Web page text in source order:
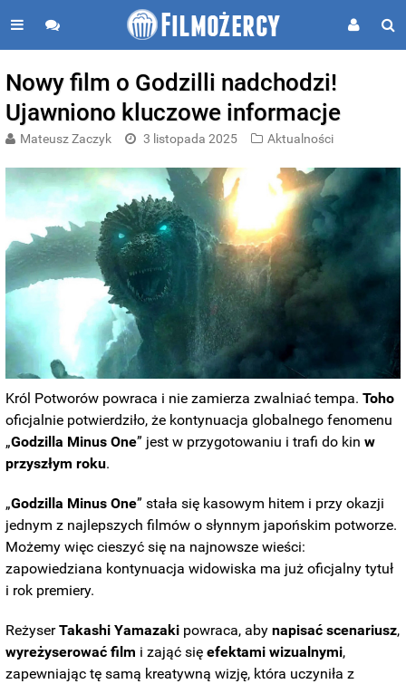
Nowy film o Godzilli nadchodzi!
Ujawniono kluczowe informacje
Mateusz Zaczyk 3 listopada 2025 Aktualności
Król Potworów powraca i nie zamierza zwalniać tempa.Toho
oficjalnie potwierdziło, że kontynuacja globalnego fenomenu
„Godzilla Minus One” jest w przygotowaniu i trafi do kinw
przyszłym roku.
„Godzilla Minus One” stała się kasowym hitem i przy okazji
jednym z najlepszych filmów o słynnym japońskim potworze.
Możemy więc cieszyć się na najnowsze wieści:
zapowiedziana kontynuacja widowiska ma już oficjalny tytuł
i rok premiery.
ReżyserTakashi Yamazaki powraca, abynapisać scenariusz,
wyreżyserować film i zająć sięefektami wizualnymi,
zapewniając tę ​​samą kreatywną wizję, która uczyniła z